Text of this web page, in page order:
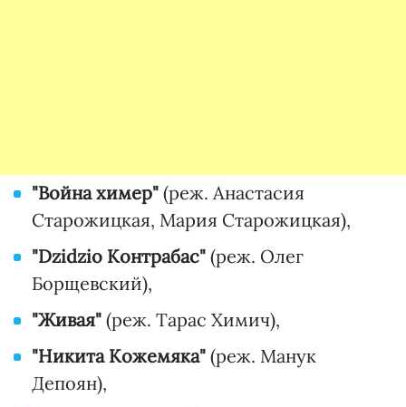
"Война химер" (реж. Анастасия
Старожицкая, Мария Старожицкая),
"Dzidzio Контрабас" (реж. Олег
Борщевский),
"Живая" (реж. Тарас Химич),
"Никита Кожемяка" (реж. Манук
Депоян),